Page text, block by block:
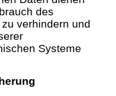
des
verhindern und
Systeme